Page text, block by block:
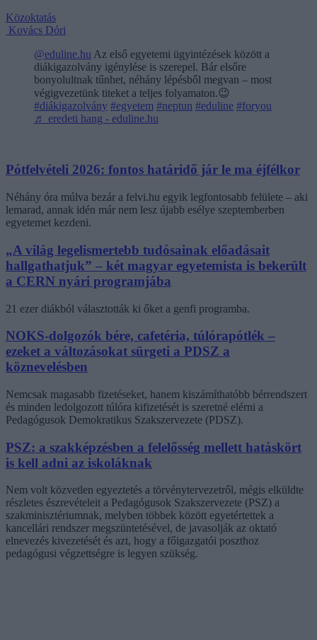
Közoktatás
Kovács Dóri
@eduline.hu Az első egyetemi ügyintézések között a
diákigazolvány igénylése is szerepel. Bár elsőre
bonyolultnak tűnhet, néhány lépésből megvan – most
végigvezetünk titeket a teljes folyamaton.😉
#diákigazolvány #egyetem #neptun #eduline #foryou
♬ eredeti hang - eduline.hu
Pótfelvételi 2026: fontos határidő jár le ma éjfélkor
Néhány óra múlva bezár a felvi.hu egyik legfontosabb felülete – aki
lemarad, annak idén már nem lesz újabb esélye szeptemberben
egyetemet kezdeni.
„A világ legelismertebb tudósainak előadásait
hallgathatjuk” – két magyar egyetemista is bekerült
a CERN nyári programjába
21 ezer diákból választották ki őket a genfi programba.
NOKS-dolgozók bére, cafetéria, túlórapótlék –
ezeket a változásokat sürgeti a PDSZ a
köznevelésben
Nemcsak magasabb fizetéseket, hanem kiszámíthatóbb bérrendszert
és minden ledolgozott túlóra kifizetését is szeretné elérni a
Pedagógusok Demokratikus Szakszervezete (PDSZ).
PSZ: a szakképzésben a felelősség mellett hatáskört
is kell adni az iskoláknak
Nem volt közvetlen egyeztetés a törvénytervezetről, mégis elküldte
részletes észrevételeit a Pedagógusok Szakszervezete (PSZ) a
szakminisztériumnak, melyben többek között egyetértettek a
kancellári rendszer megszüntetésével, de javasolják az oktató
elnevezés kivezetését és azt, hogy a főigazgatói poszthoz
pedagógusi végzettségre is legyen szükség.